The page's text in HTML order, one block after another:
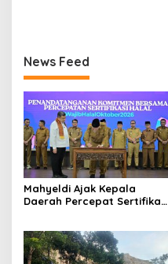
News Feed
Mahyeldi Ajak Kepala
Daerah Percepat Sertifikasi
Nasional